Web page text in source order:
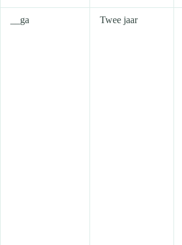
__ga Twee jaar